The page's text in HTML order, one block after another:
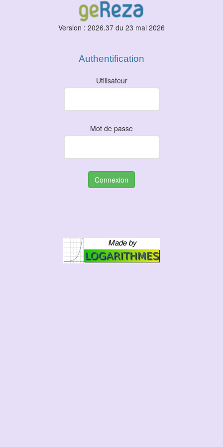
Version : 2026.37 du 23 mai 2026
Authentification
Utilisateur
Mot de passe
Connexion